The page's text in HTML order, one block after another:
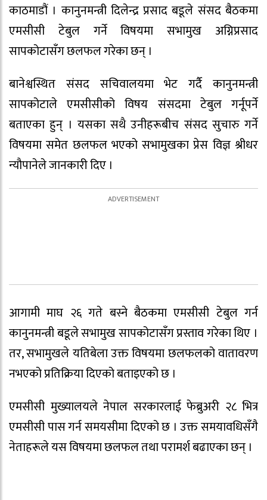
काठमाडौं । कानुनमन्त्री दिलेन्द्र प्रसाद बडूले संसद बैठकमा
एमसीसी टेबुल गर्ने विषयमा सभामुख अग्निप्रसाद
सापकोटासँग छलफल गरेका छन् ।
बानेश्वस्थित संसद सचिवालयमा भेट गर्दै कानुनमन्त्री
सापकोटाले एमसीसीको विषय संसदमा टेबुल गर्नूपर्ने
बताएका हुन् । यसका सथै उनीहरूबीच संसद सुचारु गर्ने
विषयमा समेत छलफल भएको सभामुखका प्रेस विज्ञ श्रीधर
न्यौपानेले जानकारी दिए ।
आगामी माघ २६ गते बस्ने बैठकमा एमसीसी टेबुल गर्न
कानुनमन्त्री बडूले सभामुख सापकोटासँग प्रस्ताव गरेका थिए ।
तर, सभामुखले यतिबेला उक्त विषयमा छलफलको वातावरण
नभएको प्रतिक्रिया दिएको बताइएको छ ।
एमसीसी मुख्यालयले नेपाल सरकारलाई फेब्रुअरी २८ भित्र
एमसीसी पास गर्न समयसीमा दिएको छ । उक्त समयावधिसँगै
नेताहरूले यस विषयमा छलफल तथा परामर्श बढाएका छन् ।